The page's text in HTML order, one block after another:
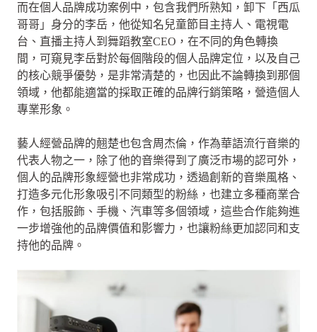
而在個人品牌成功案例中，包含我們所熟知，卸下「西瓜
哥哥」身分的李岳，他從知名兒童節目主持人、電視電
台、直播主持人到舞蹈教室CEO，在不同的角色轉換
間，可窺見李岳對於每個階段的個人品牌定位，以及自己
的核心競爭優勢，是非常清楚的，也因此不論轉換到那個
領域，他都能適當的採取正確的品牌行銷策略，營造個人
專業形象。
藝人經營品牌的翹楚也包含周杰倫，作為華語流行音樂的
代表人物之一，除了他的音樂得到了廣泛市場的認可外，
個人的品牌形象經營也非常成功，透過創新的音樂風格、
打造多元化形象吸引不同類型的粉絲，也建立多種商業合
作，包括服飾、手機、汽車等多個領域，這些合作能夠進
一步增強他的品牌價值和影響力，也讓粉絲更加認同和支
持他的品牌。